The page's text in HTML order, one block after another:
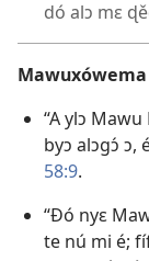
dó alɔ mɛ
“A ylɔ
byɔ alɔgɔ́ ɔ,
58:9.
“Ðó nyɛ
te nú mi é;